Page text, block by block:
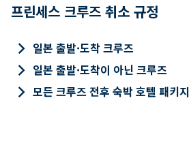
프린세스 크루즈 취소 규정
keyboard_arrow_right 일본 출발·도착 크루즈
keyboard_arrow_right 일본 출발·도착이 아닌 크루즈
keyboard_arrow_right 모든 크루즈 전후 숙박 호텔 패키지